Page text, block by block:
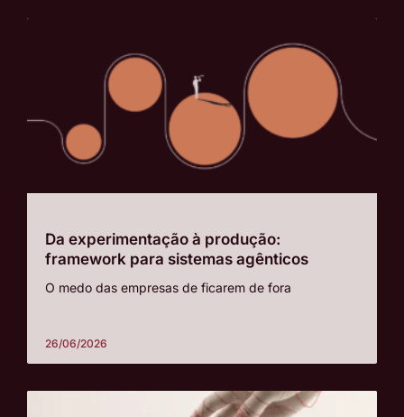
Da experimentação à produção:
framework para sistemas agênticos
O medo das empresas de ficarem de fora
26/06/2026